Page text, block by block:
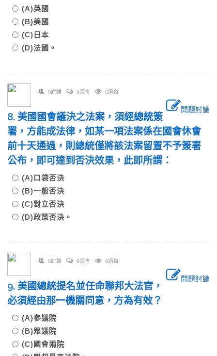
(A)英國
(B)美國
(C)日本
(D)法國。
0討論 0留言 0追蹤
問題討論
8. 美國國會議決之法案，須經總統簽
署，方能成法律，如某一項法案係在國會休會
前十天通過，則總統僅將該法案留置不予簽署
公布，即可達到否決效果，此即所謂：
(A)口袋否決
(B)一般否決
(C)對立否決
(D)政策否決。
0討論 0留言 0追蹤
問題討論
9. 美國總統提名並任命聯邦大法官，
必須經由那一機關同意，方為有效？
(A)參議院
(B)眾議院
(C)國會兩院